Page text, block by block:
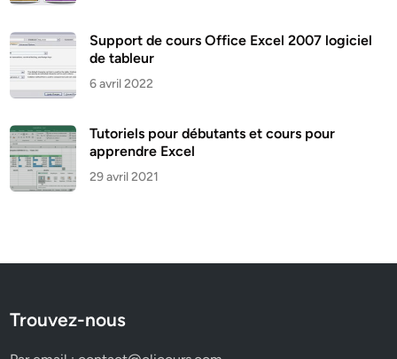
Support de cours Office Excel 2007 logiciel
de tableur
6 avril 2022
Tutoriels pour débutants et cours pour
apprendre Excel
29 avril 2021
Trouvez-nous